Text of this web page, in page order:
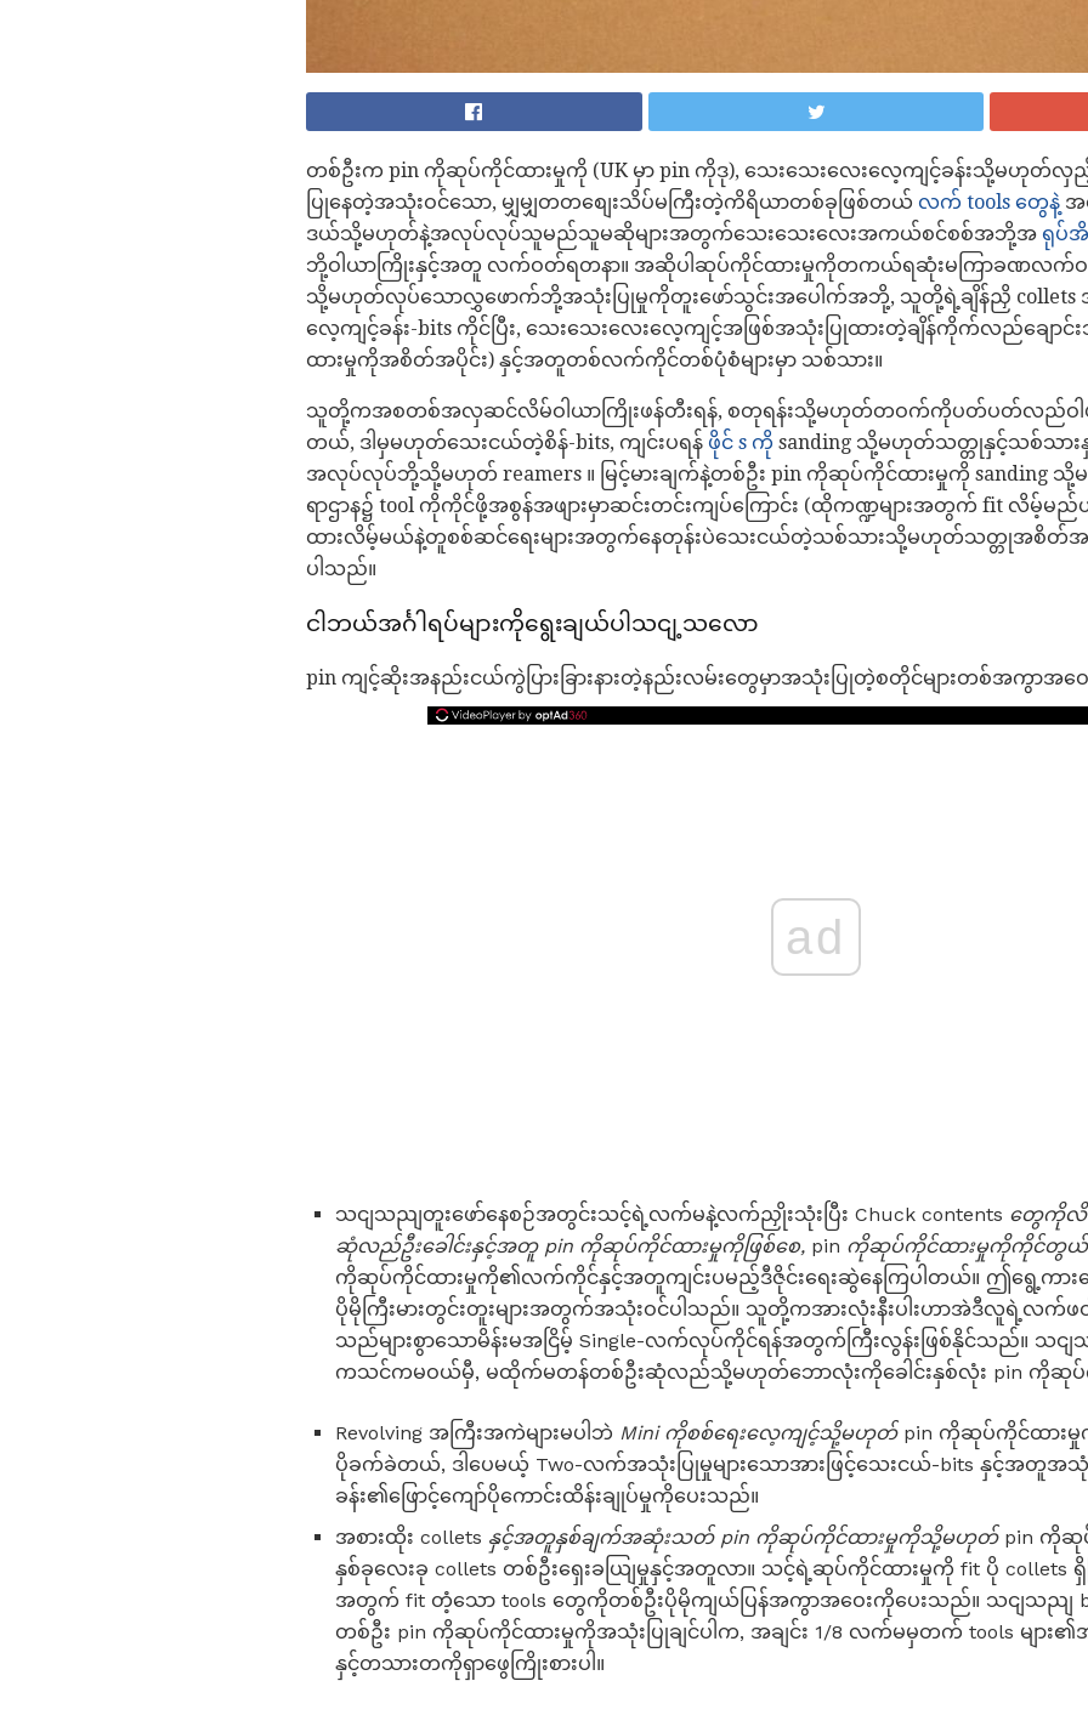
တစ်ဦးက pin ကိုဆုပ်ကိုင်ထားမှုကို (UK မှာ pin ကိုဒု), သေးသေးလေးလေ့ကျင့်ခန်းသို့မဟုတ်
ပြုနေတဲ့အသုံးဝင်သော, မျှမျှတတစျေးသိပ်မကြီးတဲ့ကိရိယာတစ်ခုဖြစ်တယ် လက် tools တွေနဲ့ အ
ဒယ်သို့မဟုတ်နဲ့အလုပ်လုပ်သူမည်သူမဆိုများအတွက်သေးသေးလေးအကယ်စင်စစ်အဘို့အ ရုပ်
ဘို့ဝါယာကြိုးနှင့်အတူ လက်ဝတ်ရတနာ။ အဆိုပါဆုပ်ကိုင်ထားမှုကိုတကယ်ရဆုံးမကြာခဏလက်
သို့မဟုတ်လုပ်သောလွှဖောက်ဘို့အသုံးပြုမှုကိုတူးဖော်သွင်းအပေါက်အဘို့, သူတို့ရဲ့ချိန်ညှိ
လေ့ကျင့်ခန်း-bits ကိုင်ပြီး, သေးသေးလေးလေ့ကျင့်အဖြစ်အသုံးပြုထားတဲ့ချိန်ကိုက်လည်ချေ
ထားမှုကိုအစိတ်အပိုင်း) နှင့်အတူတစ်လက်ကိုင်တစ်ပုံစံများမှာ သစ်သား။
သူတို့ကအစတစ်အလှဆင်လိမ်ဝါယာကြိုးဖန်တီးရန်, စတုရန်းသို့မဟုတ်တဝက်ကိုပတ်ပတ်လည်ဝါယာ
တယ်, ဒါမှမဟုတ်သေးငယ်တဲ့စိန်-bits, ကျင်းပရန် ဖိုင် s ကို sanding သို့မဟုတ်သတ္တုနှင့်သစ်သား
အလုပ်လုပ်ဘို့သို့မဟုတ် reamers ။ မြင့်မားချက်နဲ့တစ်ဦး pin ကိုဆုပ်ကိုင်ထားမှုကို sanding သို့
ရာဌာန၌ tool ကိုကိုင်ဖို့အစွန်အဖျားမှာဆင်းတင်းကျပ်ကြောင်း (ထိုကဏ္ဍများအတွက် fit လိမ့်မ
ထားလိမ့်မယ်နဲ့တူစစ်ဆင်ရေးများအတွက်နေတုန်းပဲသေးငယ်တဲ့သစ်သားသို့မဟုတ်သတ္တုအစိတ်အပို
ပါသည်။
ငါဘယ်အင်္ဂါရပ်များကိုရွေးချယ်ပါသငျ့သလော
pin ကျင့်ဆိုးအနည်းငယ်ကွဲပြားခြားနားတဲ့နည်းလမ်းတွေမှာအသုံးပြုတဲ့စတိုင်များတစ်အကွာ
ad
သငျသညျတူးဖော်နေစဉ်အတွင်းသင့်ရဲ့လက်မနဲ့လက်ညှိုးသုံးပြီး Chuck contents တွေကိုလိမ်
ဆုံလည်ဦးခေါင်းနှင့်အတူ pin ကိုဆုပ်ကိုင်ထားမှုကိုဖြစ်စေ, pin ကိုဆုပ်ကိုင်ထားမှုကိုကိုင်တွ
ကိုဆုပ်ကိုင်ထားမှုကို၏လက်ကိုင်နှင့်အတူကျင်းပမည့်ဒီဇိုင်းရေးဆွဲနေကြပါတယ်။ ဤရွေ့ကားပျ
ပိုမိုကြီးမားတွင်းတူးများအတွက်အသုံးဝင်ပါသည်။ သူတို့ကအားလုံးနီးပါးဟာအဲဒီလူရဲ့လက်ဖဝါ
သည်များစွာသောမိန်းမအငြိမ့် Single-လက်လုပ်ကိုင်ရန်အတွက်ကြီးလွန်းဖြစ်နိုင်သည်။ သ
ကသင်ကမဝယ်မှီ, မထိုက်မတန်တစ်ဦးဆုံလည်သို့မဟုတ်ဘောလုံးကိုခေါင်းနှစ်လုံး pin ကိုဆုပ်ကို
Revolving အကြီးအကဲများမပါဘဲ Mini ကိုစစ်ရေးလေ့ကျင့်သို့မဟုတ်pin ကိုဆုပ်ကိုင်ထား
ပိုခက်ခဲတယ်, ဒါပေမယ့် Two-လက်အသုံးပြုမှုများသောအားဖြင့်သေးငယ်-bits နှင့်အတူ
ခန်း၏ဖြောင့်ကျော်ပိုကောင်းထိန်းချုပ်မှုကိုပေးသည်။
အစားထိုး collets နှင့်အတူနှစ်ချက်အဆုံးသတ် pin ကိုဆုပ်ကိုင်ထားမှုကိုသို့မဟုတ်pin ကိုဆု
နှစ်ခုလေးခု collets တစ်ဦးရှေးခယျြမှုနှင့်အတူလာ။ သင့်ရဲ့ဆုပ်ကိုင်ထားမှုကို fit ပို collets
အတွက် fit တံ့သော tools တွေကိုတစ်ဦးပိုမိုကျယ်ပြန်အကွာအဝေးကိုပေးသည်။ သငျသညျ
တစ်ဦး pin ကိုဆုပ်ကိုင်ထားမှုကိုအသုံးပြုချင်ပါက, အချင်း 1/8 လက်မမှတက် tools များ၏
နှင့်တသားတကိုရှာဖွေကြိုးစားပါ။